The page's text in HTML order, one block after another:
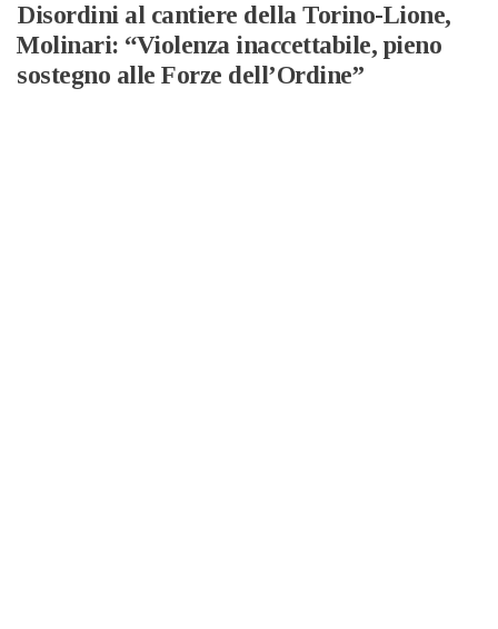
Disordini al cantiere della Torino-Lione,
Molinari: “Violenza inaccettabile, pieno
sostegno alle Forze dell’Ordine”